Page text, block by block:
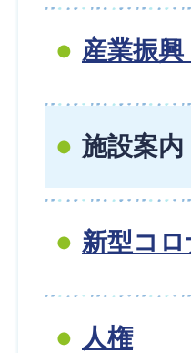
産業振
施設案内
新型コ
人権